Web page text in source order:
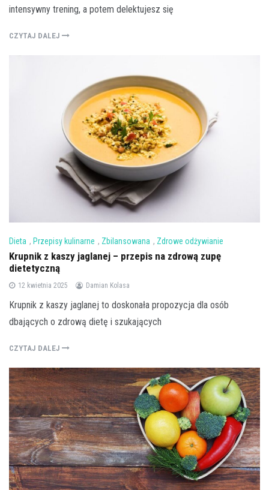
intensywny trening, a potem delektujesz się
CZYTAJ DALEJ
Dieta , Przepisy kulinarne , Zbilansowana , Zdrowe odżywianie
Krupnik z kaszy jaglanej – przepis na zdrową zupę
dietetyczną
12 kwietnia 2025 Damian Kolasa
Krupnik z kaszy jaglanej to doskonała propozycja dla osób
dbających o zdrową dietę i szukających
CZYTAJ DALEJ